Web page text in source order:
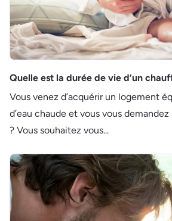
Quelle est la durée de vie d’un
Vous venez d’acquérir un logement
d’eau chaude et vous vous
? Vous souhaitez vous...